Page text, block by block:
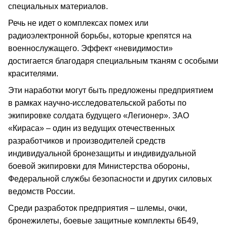
специальных материалов.
Речь не идет о комплексах помех или
радиоэлектронной борьбы, которые крепятся на
военнослужащего. Эффект «невидимости»
достигается благодаря специальным тканям с особыми
красителями.
Эти наработки могут быть предложены предприятием
в рамках научно-исследовательской работы по
экипировке солдата будущего «Легионер». ЗАО
«Кираса» – один из ведущих отечественных
разработчиков и производителей средств
индивидуальной бронезащиты и индивидуальной
боевой экипировки для Министерства обороны,
Федеральной службы безопасности и других силовых
ведомств России.
Среди разработок предприятия – шлемы, очки,
бронежилеты, боевые защитные комплекты 6Б49,